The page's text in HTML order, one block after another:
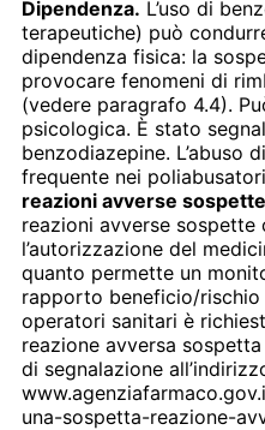
Dipendenza. L’uso di
terapeutiche) può
dipendenza fisica: la
provocare fenomeni di
(vedere paragrafo 4.4).
psicologica. È stato
benzodiazepine. L’abuso
frequente nei
reazioni avverse
reazioni avverse
l’autorizzazione del
quanto permette un
rapporto beneficio/rischio
operatori sanitari è
reazione avversa
di segnalazione
una-sospetta-reazione-